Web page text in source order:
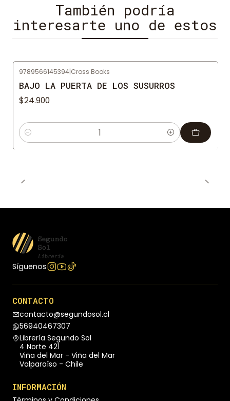
También podría
interesarte uno de estos
9789566145394|Cross Books
BAJO LA PUERTA DE LOS SUSURROS
$24.900
Cantidad
Síguenos
CONTACTO
contacto@segundosol.cl
56940467307
Librería Segundo Sol
4 Norte 421
Viña del Mar - Viña del Mar
Valparaíso - Chile
INFORMACIÓN